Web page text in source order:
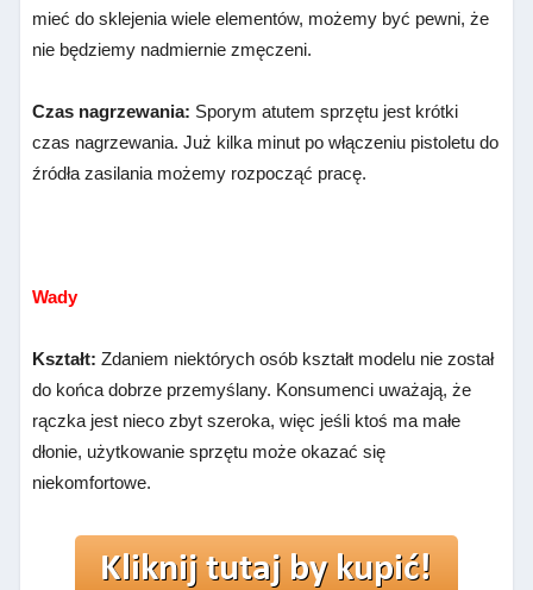
mieć do sklejenia wiele elementów, możemy być pewni, że
nie będziemy nadmiernie zmęczeni.
Czas nagrzewania: Sporym atutem sprzętu jest krótki
czas nagrzewania. Już kilka minut po włączeniu pistoletu do
źródła zasilania możemy rozpocząć pracę.
Wady
Kształt: Zdaniem niektórych osób kształt modelu nie został
do końca dobrze przemyślany. Konsumenci uważają, że
rączka jest nieco zbyt szeroka, więc jeśli ktoś ma małe
dłonie, użytkowanie sprzętu może okazać się
niekomfortowe.